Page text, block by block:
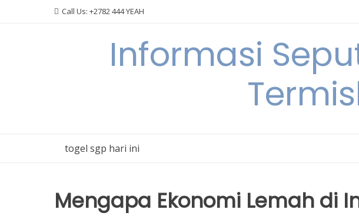
Call Us: +2782 444 YEAH
Informasi
togel sgp hari ini
Mengapa Ekonomi Lemah di